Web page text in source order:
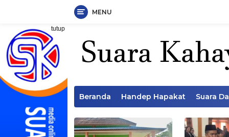
Langsung
konten
MENU
tutup
Beranda Handep Hapakat Suara